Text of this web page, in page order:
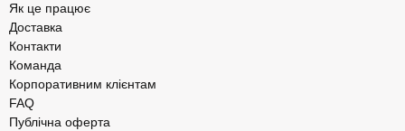
Як це працює
Доставка
Контакти
Команда
Корпоративним клієнтам
FAQ
Публічна оферта